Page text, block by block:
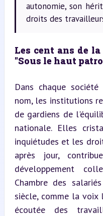
autonomie, son
droits des
Les cent ans de
"Sous le haut
Dans chaque
nom, les institutions
de gardiens de
nationale. Elles
inquiétudes et les
après jour,
développement
Chambre des
siècle, comme la
écoutée des